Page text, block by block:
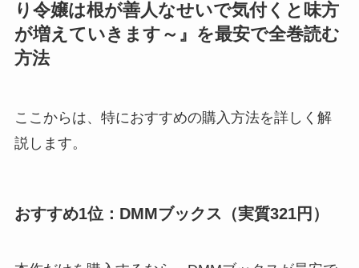
り令嬢は根が善人なせいで気付くと味方
が増えていきます～』を最安で全巻読む
方法
ここからは、特におすすめの購入方法を詳しく解
説します。
おすすめ1位：DMMブックス（実質321円）